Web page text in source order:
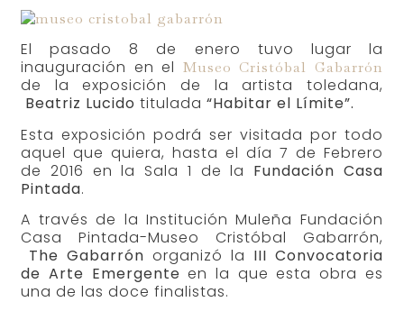
El pasado 8 de enero tuvo lugar la
inauguración en el Museo Cristóbal Gabarrón
de la exposición de la artista toledana,
Beatriz Lucido titulada“Habitar el Límite”.
Esta exposición podrá ser visitada por todo
aquel que quiera, hasta el día 7 de Febrero
de 2016 en la Sala 1 de la Fundación Casa
Pintada.
A través de la Institución Muleña Fundación
Casa Pintada-Museo Cristóbal Gabarrón,
The Gabarrón organizó la III Convocatoria
de Arte Emergente en la que esta obra es
una de las doce finalistas.